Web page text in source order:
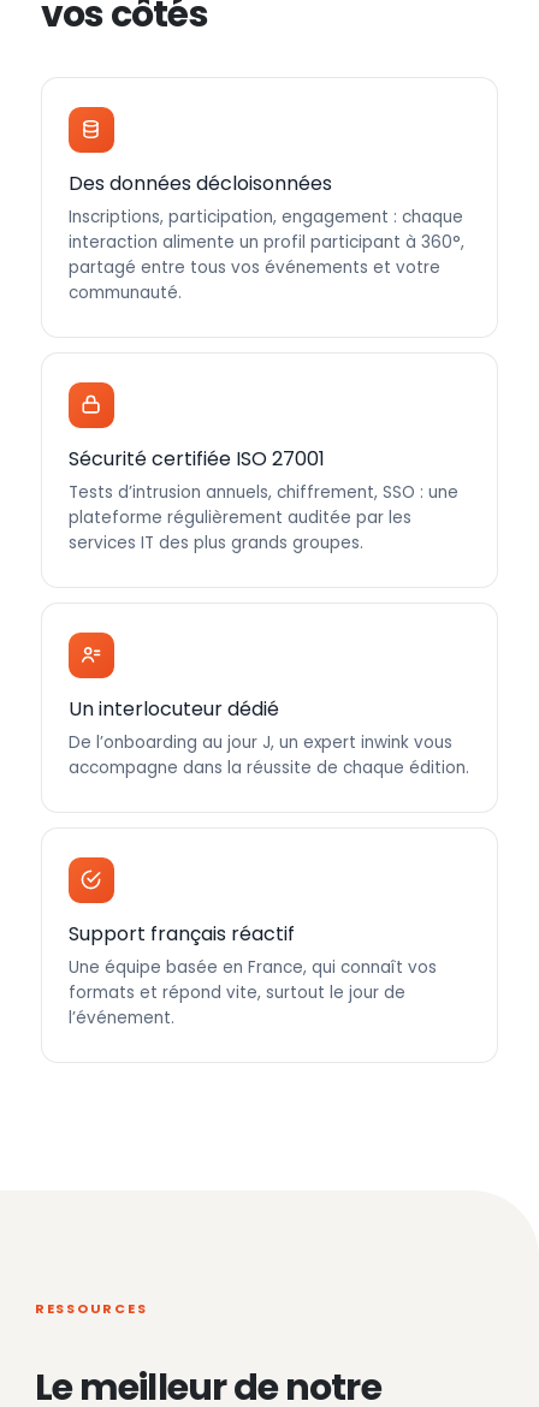
vos côtés
Des données décloisonnées
Inscriptions, participation, engagement : chaque
interaction alimente un profil participant à 360°,
partagé entre tous vos événements et votre
communauté.
Sécurité certifiée ISO 27001
Tests d’intrusion annuels, chiffrement, SSO : une
plateforme régulièrement auditée par les
services IT des plus grands groupes.
Un interlocuteur dédié
De l’onboarding au jour J, un expert inwink vous
accompagne dans la réussite de chaque édition.
Support français réactif
Une équipe basée en France, qui connaît vos
formats et répond vite, surtout le jour de
l’événement.
RESSOURCES
Le meilleur de notre